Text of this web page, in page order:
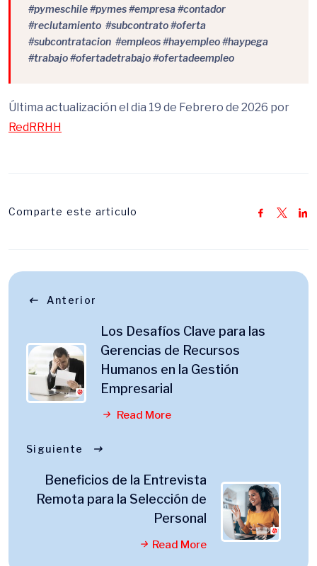
#pymeschile #pymes #empresa #contador
#reclutamiento #subcontrato #oferta
#subcontratacion #empleos #hayempleo #haypega
#trabajo #ofertadetrabajo #ofertadeempleo
Última actualización el dia 19 de Febrero de 2026 por
RedRRHH
Comparte este articulo
Anterior
Los Desafíos Clave para las
Gerencias de Recursos
Humanos en la Gestión
Empresarial
Read More
Siguiente
Beneficios de la Entrevista
Remota para la Selección de
Personal
Read More